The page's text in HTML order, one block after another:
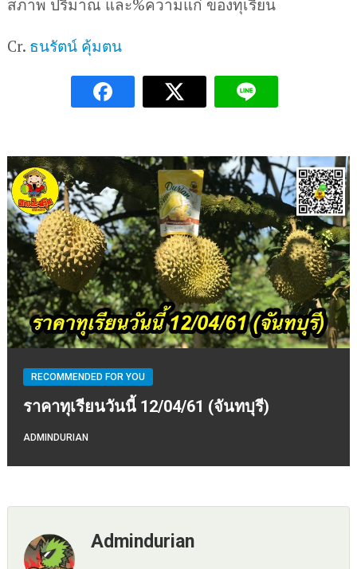
สภาพ ปริมาณ และ%ความแก่ ของทุเรียน
Cr. ธนรัตน์ คุ้มตน
RECOMMENDED FOR YOU
ราคาทุเรียนวันนี้ 12/04/61 (จันทบุรี)
ADMINDURIAN
Admindurian